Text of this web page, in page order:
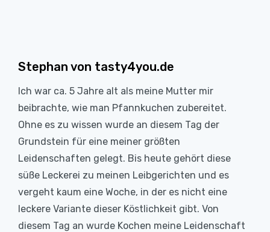
Stephan von tasty4you.de
Ich war ca. 5 Jahre alt als meine Mutter mir
beibrachte, wie man Pfannkuchen zubereitet.
Ohne es zu wissen wurde an diesem Tag der
Grundstein für eine meiner größten
Leidenschaften gelegt. Bis heute gehört diese
süße Leckerei zu meinen Leibgerichten und es
vergeht kaum eine Woche, in der es nicht eine
leckere Variante dieser Köstlichkeit gibt. Von
diesem Tag an wurde Kochen meine Leidenschaft